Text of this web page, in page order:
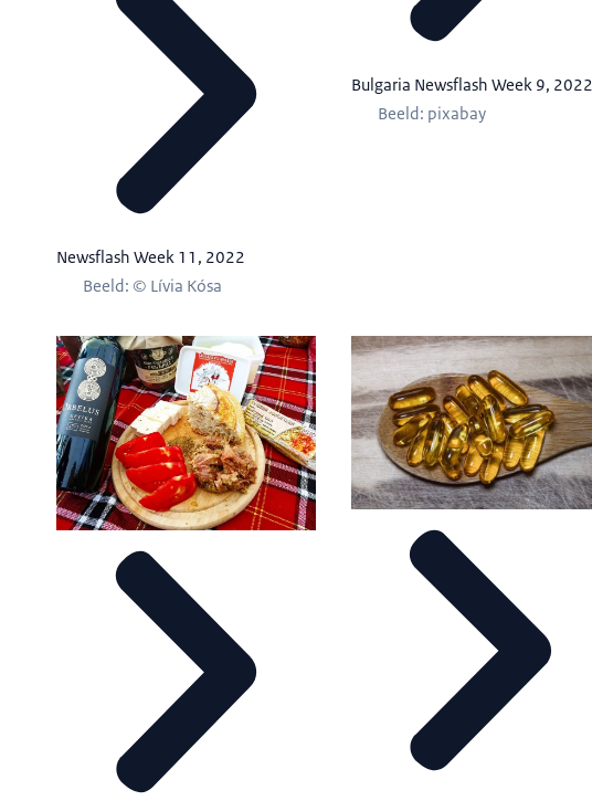
Newsflash Week 11, 2022
Beeld: © Lívia Kósa
Bulgaria Newsflash Week 9, 2022
Beeld: pixabay